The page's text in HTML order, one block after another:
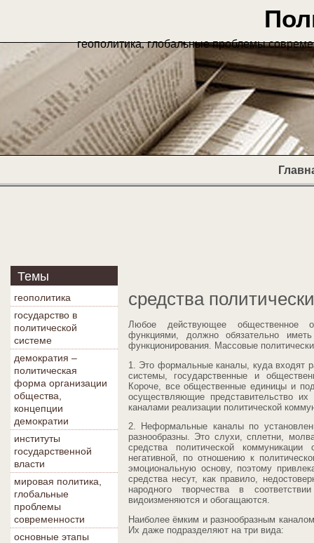
геополитика, глобальные проблемы
Темы
геополитика
государство в
политической
системе
демократия –
политическая
форма организации
общества,
концепции
демократии
институты
государственной
власти
мировая политика,
глобальные
проблемы
современности
основные этапы
средства
Любое действующее общественное
функциями, должно обязательно
функционирования. Массовые
1. Это формальные каналы, куда входят
системы, государственные и
Короче, все общественные единицы и
осуществляющие представительство
каналами реализации политической
2. Неформальные каналы по
разнообразны. Это слухи, сплетни,
средства политической
негативной, по отношению к
эмоциональную основу, поэтому
средства несут, как правило,
народного творчества в
видоизменяются и обогащаются.
Наиболее ёмким и разнообразным
Их даже подразделяют на три вида: